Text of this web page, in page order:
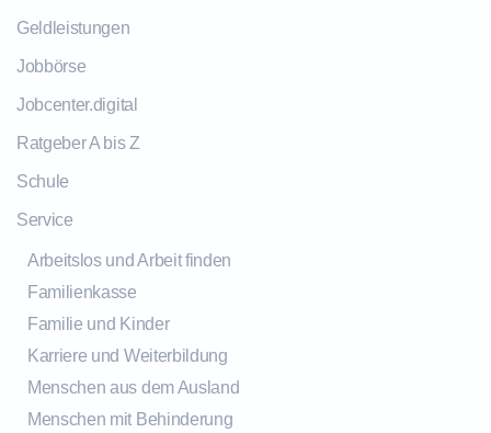
Geldleistungen
Jobbörse
Jobcenter.digital
Ratgeber A bis Z
Schule
Service
Arbeitslos und Arbeit finden
Familienkasse
Familie und Kinder
Karriere und Weiterbildung
Menschen aus dem Ausland
Menschen mit Behinderung